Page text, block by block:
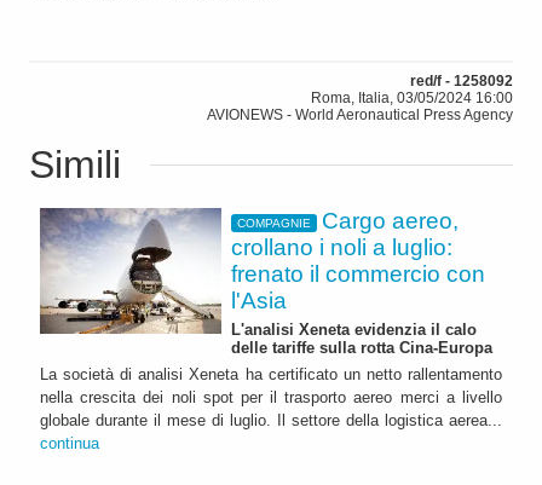
red/f - 1258092
Roma, Italia, 03/05/2024 16:00
AVIONEWS - World Aeronautical Press Agency
Simili
COMPAGNIE
Cargo aereo,
crollano i noli a luglio:
frenato il commercio con
l'Asia
L'analisi Xeneta evidenzia il calo
delle tariffe sulla rotta Cina-Europa
La società di analisi Xeneta ha certificato un netto rallentamento
nella crescita dei noli spot per il trasporto aereo merci a livello
globale durante il mese di luglio. Il settore della logistica aerea...
continua